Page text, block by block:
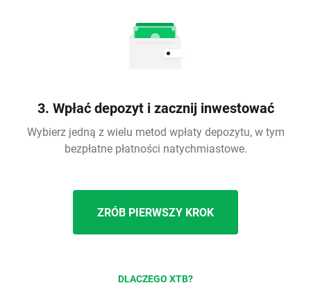
3. Wpłać depozyt i zacznij inwestować
Wybierz jedną z wielu metod wpłaty depozytu, w tym
bezpłatne płatności natychmiastowe.
ZRÓB PIERWSZY KROK
DLACZEGO XTB?